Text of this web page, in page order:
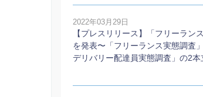
2022年03月29日
【プレスリリース】「フリーラン
を発表〜「フリーランス実態調査
デリバリー配達員実態調査」の2本